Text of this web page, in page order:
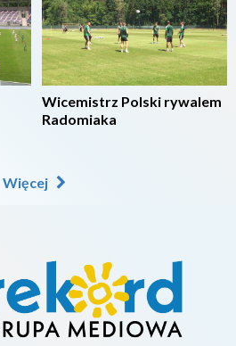
Wicemistrz Polski rywalem
Radomiaka
Więcej